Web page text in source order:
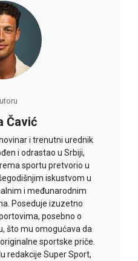
Čavić
i trenutni urednik
i odrastao u Srbiji,
sportu pretvorio u
iskustvom u
i međunarodnim
Poseduje izuzetno
posebno o
što mu omogućava da
sportske priče.
redakcije Super Sport,